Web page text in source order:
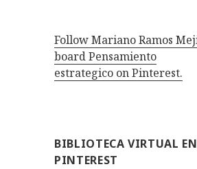
Follow Mariano Ramos
board Pensamiento
estrategico on Pinterest.
BIBLIOTECA VIRTUAL EN
PINTEREST